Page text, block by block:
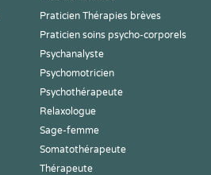
Praticien Thérapies brèves
Praticien soins psycho-corporels
Psychanalyste
Psychomotricien
Psychothérapeute
Relaxologue
Sage-femme
Somatothérapeute
Thérapeute